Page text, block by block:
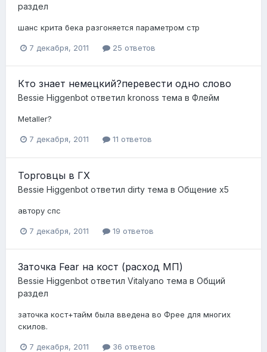
раздел
шанс крита бека разгоняется параметром стр
7 декабря, 2011 25 ответов
Кто знает немецкий?перевести одно слово
Bessie Higgenbot ответил kronoss тема в Флейм
Metaller?
7 декабря, 2011 11 ответов
Торговцы в ГХ
Bessie Higgenbot ответил dirty тема в Общение x5
автору спс
7 декабря, 2011 19 ответов
Заточка Fear на кост (расход МП)
Bessie Higgenbot ответил Vitalyano тема в Общий
раздел
заточка кост+тайм была введена во Фрее для многих
скилов.
7 декабря, 2011 36 ответов